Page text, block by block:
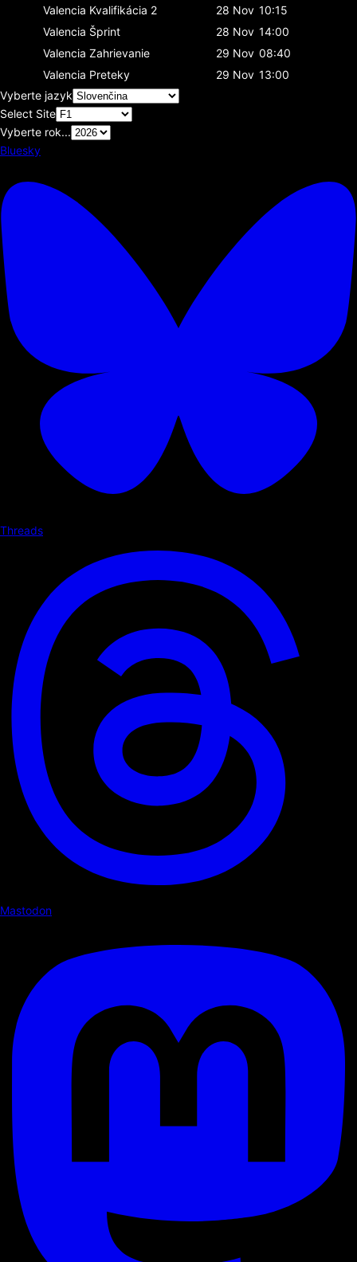
Valencia Kvalifikácia 2 28 Nov 10:15
Valencia Šprint 28 Nov 14:00
Valencia Zahrievanie 29 Nov 08:40
Valencia Preteky 29 Nov 13:00
Vyberte jazyk
Select Site
Vyberte rok...
Bluesky
Threads
Mastodon